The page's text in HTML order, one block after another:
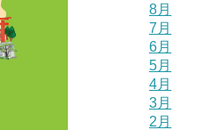
8月
7月
6月
5月
4月
3月
2月